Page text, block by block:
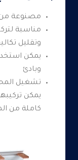
مصنوعة من
مناسبة
وتقليل
يمكن
وبادئ
تشغيل
يمكن
كاملة من